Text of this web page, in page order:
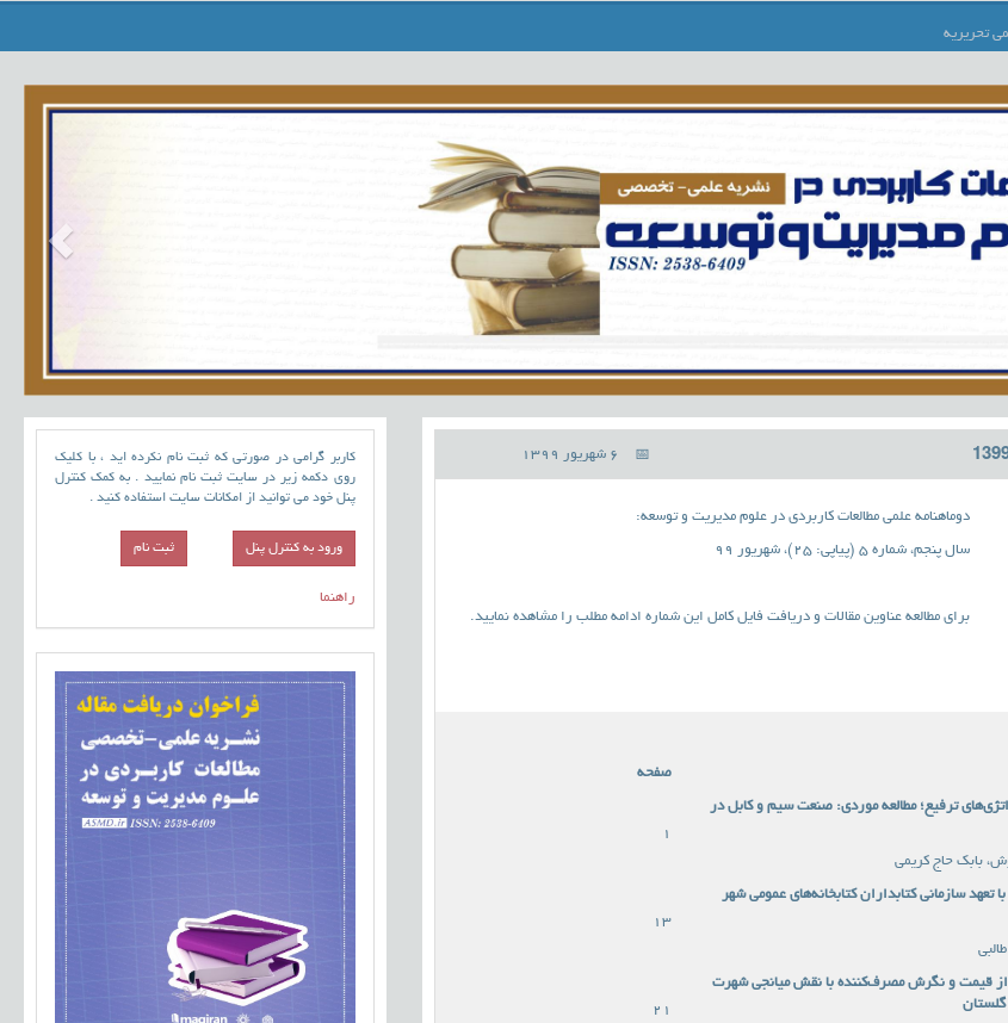
تحریریه
دوماهنامه علمی مطالعات کاربردی در علوم مدیریت و توسعه:
سال پنجم، شماره 5 (پیاپی: 25)، شهریور 99
برای مطالعه عناوین مقالات و دریافت فایل کامل این شماره ادامه مطلب را مشاهده نمایید.
صفحه
ترفیع؛ مطالعه موردی: صنعت سیم و کابل در
1
بابک حاج کریمی
تعهد سازمانی کتابداران کتابخانه‌های عمومی شهر
13
از قیمت و نگرش مصرف‌کننده با نقش میانجی شهرت
گلستان
21
کاربر گرامی در صورتی که ثبت نام نکرده اید ، با کلیک
روی دکمه زیر در سایت ثبت نام نمایید . به کمک کنترل
پنل خود می توانید از امکانات سایت استفاده کنید .
ورود به کنترل پنل
راهنما